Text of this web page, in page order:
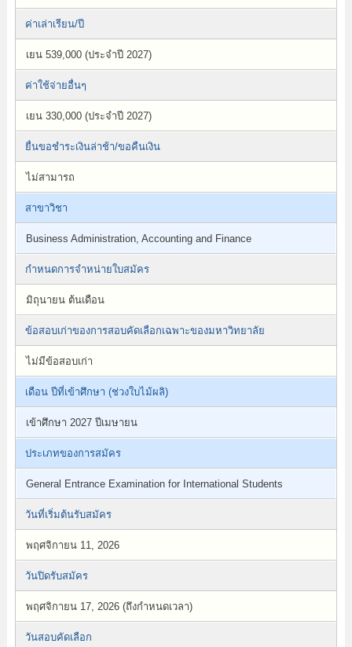
ค่าเล่าเรียน/ปี
เยน 539,000 (ประจำปี 2027)
ค่าใช้จ่ายอื่นๆ
เยน 330,000 (ประจำปี 2027)
ยื่นขอชำระเงินล่าช้า/ขอคืนเงิน
ไม่สามารถ
สาขาวิชา
Business Administration, Accounting and Finance
กำหนดการจำหน่ายใบสมัคร
มิถุนายน ต้นเดือน
ข้อสอบเก่าของการสอบคัดเลือกเฉพาะของมหาวิทยาลัย
ไม่มีข้อสอบเก่า
เดือน ปีที่เข้าศึกษา (ช่วงใบไม้ผลิ)
เข้าศึกษา 2027 ปีเมษายน
ประเภทของการสมัคร
General Entrance Examination for International Students
วันที่เริ่มต้นรับสมัคร
พฤศจิกายน 11, 2026
วันปิดรับสมัคร
พฤศจิกายน 17, 2026 (ถึงกำหนดเวลา)
วันสอบคัดเลือก